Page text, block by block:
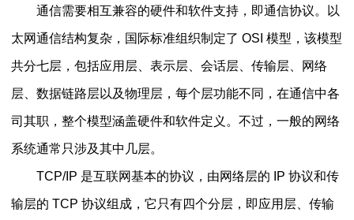
通信需要相互兼容的硬件和软件支持，即通信协议。以
太网通信结构复杂，国际标准组织制定了 OSI 模型，该模型
共分七层，包括应用层、表示层、会话层、传输层、网络
层、数据链路层以及物理层，每个层功能不同，在通信中各
司其职，整个模型涵盖硬件和软件定义。不过，一般的网络
系统通常只涉及其中几层。
TCP/IP 是互联网基本的协议，由网络层的 IP 协议和传
输层的 TCP 协议组成，它只有四个分层，即应用层、传输